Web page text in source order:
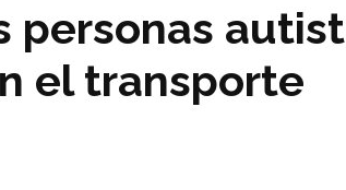
personas
el transporte